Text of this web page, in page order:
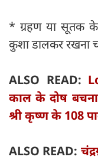
* ग्रहण या सूतक
कुशा डालकर रखना
ALSO READ:
काल के दोष
श्री कृष्ण के 108
ALSO READ: